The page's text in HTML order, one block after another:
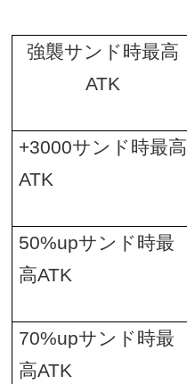
強襲サンド時最高
ATK
+3000サンド時最高
ATK
50%upサンド時最
高ATK
70%upサンド時最
高ATK